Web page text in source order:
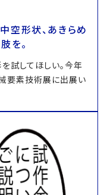
空形状、あきらめ
を。
試してほしい。今年
械要素技術展に出展い